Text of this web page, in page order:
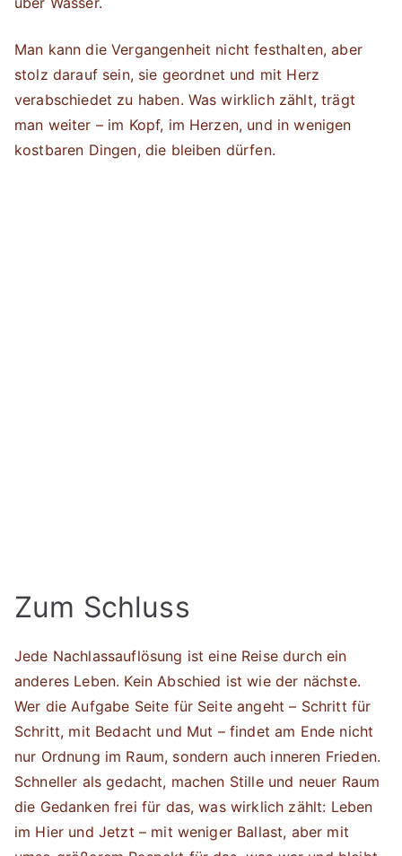
Man kann die Vergangenheit nicht festhalten, aber
stolz darauf sein, sie geordnet und mit Herz
verabschiedet zu haben. Was wirklich zählt, trägt
man weiter – im Kopf, im Herzen, und in wenigen
kostbaren Dingen, die bleiben dürfen.
Zum Schluss
Jede Nachlassauflösung ist eine Reise durch ein
anderes Leben. Kein Abschied ist wie der nächste.
Wer die Aufgabe Seite für Seite angeht – Schritt für
Schritt, mit Bedacht und Mut – findet am Ende nicht
nur Ordnung im Raum, sondern auch inneren Frieden.
Schneller als gedacht, machen Stille und neuer Raum
die Gedanken frei für das, was wirklich zählt: Leben
im Hier und Jetzt – mit weniger Ballast, aber mit